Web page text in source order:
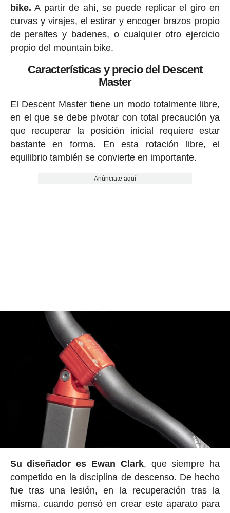
bike. A partir de ahí, se puede replicar el giro en
curvas y virajes, el estirar y encoger brazos propio
de peraltes y badenes, o cualquier otro ejercicio
propio del mountain bike.
Características y precio del Descent
Master
El Descent Master tiene un modo totalmente libre,
en el que se debe pivotar con total precaución ya
que recuperar la posición inicial requiere estar
bastante en forma. En esta rotación libre, el
equilibrio también se convierte en importante.
Anúnciate aquí
Su diseñador es Ewan Clark, que siempre ha
competido en la disciplina de descenso. De hecho
fue tras una lesión, en la recuperación tras la
misma, cuando pensó en crear este aparato para